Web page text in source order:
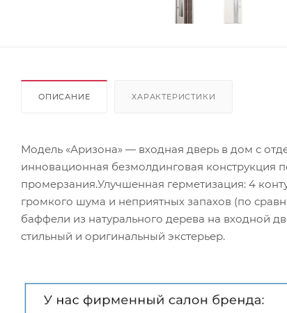
ОПИСАНИЕ ХАРАКТЕРИСТИКИ
Модель «Аризона» — входная дверь в дом с
инновационная безмолдинговая конструкция
промерзания.Улучшенная герметизация: 4
громкого шума и неприятных запахов (по
баффели из натурального дерева на входной
стильный и оригинальный экстерьер.